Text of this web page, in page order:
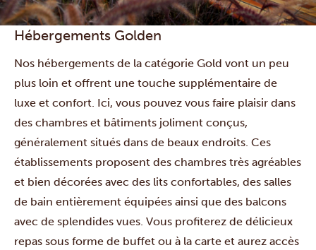
Hébergements Golden
Nos hébergements de la catégorie Gold vont un peu
plus loin et offrent une touche supplémentaire de
luxe et confort. Ici, vous pouvez vous faire plaisir dans
des chambres et bâtiments joliment conçus,
généralement situés dans de beaux endroits. Ces
établissements proposent des chambres très agréables
et bien décorées avec des lits confortables, des salles
de bain entièrement équipées ainsi que des balcons
avec de splendides vues. Vous profiterez de délicieux
repas sous forme de buffet ou à la carte et aurez accès